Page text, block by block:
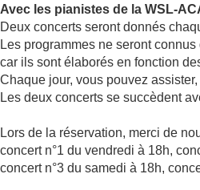
Avec les pianistes de la WSL-
Deux concerts seront donnés
Les programmes ne seront
car ils sont élaborés en fonction
Chaque jour, vous pouvez
Les deux concerts se succèdent
Lors de la réservation, merci de
concert n°1 du vendredi à 18h,
concert n°3 du samedi à 18h,